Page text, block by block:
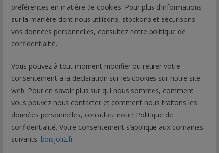
préférences en matière de cookies. Pour plus d’informations
sur la manière dont nous utilisons, stockons et sécurisons
vos données personnelles, consultez notre politique de
confidentialité.
Vous pouvez à tout moment modifier ou retirer votre
consentement à la déclaration sur les cookies sur notre site
web. Pour en savoir plus sur qui nous sommes, comment
vous pouvez nous contacter et comment nous traitons les
données personnelles, consultez notre Politique de
confidentialité. Votre consentement s’applique aux domaines
suivants: boisjoli2.fr